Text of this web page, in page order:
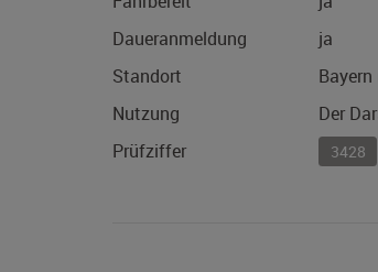
Daueranmeldung
ja
Standort
Nutzung
Der
Prüfziffer
3428